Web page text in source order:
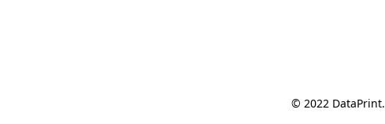
© 2022 DataPrint.